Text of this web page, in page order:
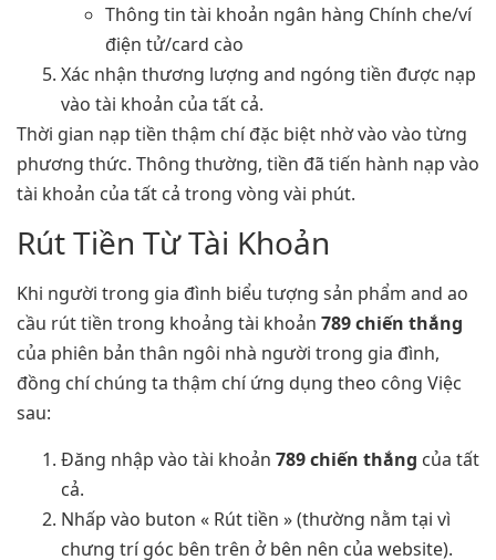
Thông tin tài khoản ngân hàng Chính che/ví
điện tử/card cào
Xác nhận thương lượng and ngóng tiền được nạp
vào tài khoản của tất cả.
Thời gian nạp tiền thậm chí đặc biệt nhờ vào vào từng
phương thức. Thông thường, tiền đã tiến hành nạp vào
tài khoản của tất cả trong vòng vài phút.
Rút Tiền Từ Tài Khoản
Khi người trong gia đình biểu tượng sản phẩm and ao
cầu rút tiền trong khoảng tài khoản 789 chiến thắng
của phiên bản thân ngôi nhà người trong gia đình,
đồng chí chúng ta thậm chí ứng dụng theo công Việc
sau:
Đăng nhập vào tài khoản 789 chiến thắng của tất
cả.
Nhấp vào buton « Rút tiền » (thường nằm tại vì
chưng trí góc bên trên ở bên nên của website).